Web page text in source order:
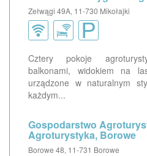
Zełwągi 49A, 11-730 Mikołajki
Cztery pokoje
balkonami, widokiem na
urządzone w naturalnym
każdym...
Gospodarstwo
Agroturystyka, Borowe
Borowe 48, 11-731 Borowe